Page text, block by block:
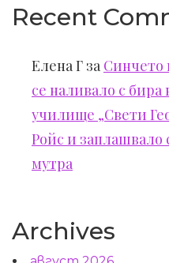
Recent
Елена Г за Синчето
се наливало с бира
училище „Свети
Ройс и заплашвало
мутра
Archives